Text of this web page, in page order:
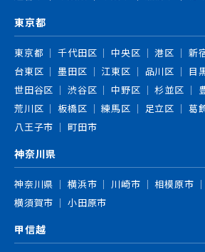
東京都
東京都 千代田区 中央区 港区 新
台東区
墨田区 江東区 品川区 目
世田谷区
渋谷区 中野区 杉並区
荒川区
板橋区 練馬区 足立区 葛
八王子市
町田市
神奈川県
神奈川県 横浜市 川崎市 相模原市
横須賀市
小田原市
甲信越